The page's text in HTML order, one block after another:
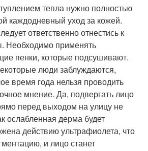
тепла нужно полностью
каждодневный уход за кожей.
ответственно отнестись к
Необходимо применять
пенки, которые подсушивают.
люди заблуждаются,
время года нельзя проводить
мнение. Да, подвергать лицо
перед выходом на улицу не
ослабленная дерма будет
действию ультрафиолета, что
и лицо станет